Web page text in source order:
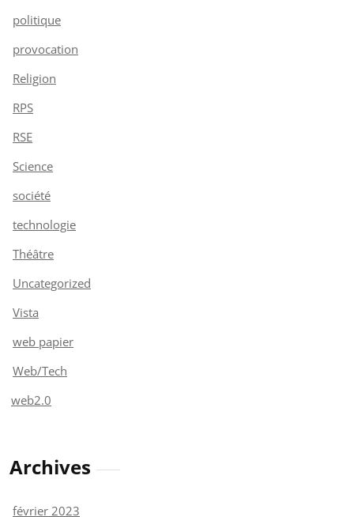
politique
provocation
Religion
RPS
RSE
Science
société
technologie
Théâtre
Uncategorized
Vista
web papier
Web/Tech
web2.0
Archives
février 2023